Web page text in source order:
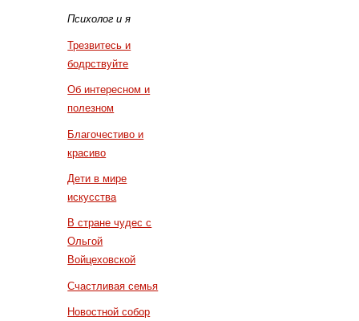
Психолог и я
Трезвитесь и
бодрствуйте
Об интересном и
полезном
Благочестиво и
красиво
Дети в мире
искусства
В стране чудес с
Ольгой
Войцеховской
Счастливая семья
Новостной собор